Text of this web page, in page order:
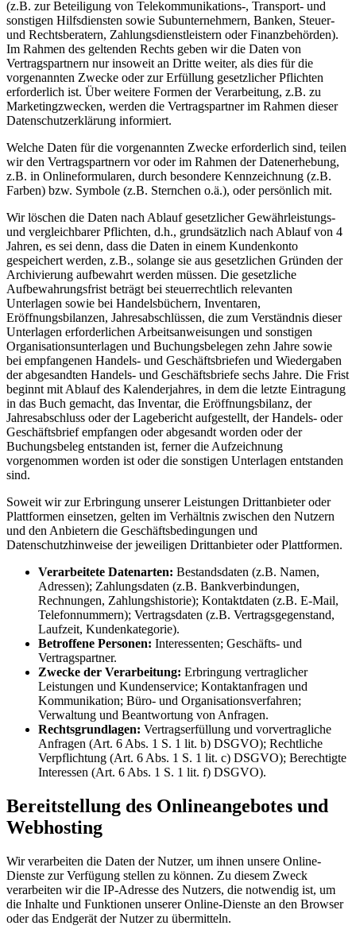
(z.B. zur Beteiligung von Telekommunikations-, Transport- und
sonstigen Hilfsdiensten sowie Subunternehmern, Banken, Steuer-
und Rechtsberatern, Zahlungsdienstleistern oder Finanzbehörden).
Im Rahmen des geltenden Rechts geben wir die Daten von
Vertragspartnern nur insoweit an Dritte weiter, als dies für die
vorgenannten Zwecke oder zur Erfüllung gesetzlicher Pflichten
erforderlich ist. Über weitere Formen der Verarbeitung, z.B. zu
Marketingzwecken, werden die Vertragspartner im Rahmen dieser
Datenschutzerklärung informiert.
Welche Daten für die vorgenannten Zwecke erforderlich sind, teilen
wir den Vertragspartnern vor oder im Rahmen der Datenerhebung,
z.B. in Onlineformularen, durch besondere Kennzeichnung (z.B.
Farben) bzw. Symbole (z.B. Sternchen o.ä.), oder persönlich mit.
Wir löschen die Daten nach Ablauf gesetzlicher Gewährleistungs-
und vergleichbarer Pflichten, d.h., grundsätzlich nach Ablauf von 4
Jahren, es sei denn, dass die Daten in einem Kundenkonto
gespeichert werden, z.B., solange sie aus gesetzlichen Gründen der
Archivierung aufbewahrt werden müssen. Die gesetzliche
Aufbewahrungsfrist beträgt bei steuerrechtlich relevanten
Unterlagen sowie bei Handelsbüchern, Inventaren,
Eröffnungsbilanzen, Jahresabschlüssen, die zum Verständnis dieser
Unterlagen erforderlichen Arbeitsanweisungen und sonstigen
Organisationsunterlagen und Buchungsbelegen zehn Jahre sowie
bei empfangenen Handels- und Geschäftsbriefen und Wiedergaben
der abgesandten Handels- und Geschäftsbriefe sechs Jahre. Die Frist
beginnt mit Ablauf des Kalenderjahres, in dem die letzte Eintragung
in das Buch gemacht, das Inventar, die Eröffnungsbilanz, der
Jahresabschluss oder der Lagebericht aufgestellt, der Handels- oder
Geschäftsbrief empfangen oder abgesandt worden oder der
Buchungsbeleg entstanden ist, ferner die Aufzeichnung
vorgenommen worden ist oder die sonstigen Unterlagen entstanden
sind.
Soweit wir zur Erbringung unserer Leistungen Drittanbieter oder
Plattformen einsetzen, gelten im Verhältnis zwischen den Nutzern
und den Anbietern die Geschäftsbedingungen und
Datenschutzhinweise der jeweiligen Drittanbieter oder Plattformen.
Verarbeitete Datenarten: Bestandsdaten (z.B. Namen,
Adressen); Zahlungsdaten (z.B. Bankverbindungen,
Rechnungen, Zahlungshistorie); Kontaktdaten (z.B. E-Mail,
Telefonnummern); Vertragsdaten (z.B. Vertragsgegenstand,
Laufzeit, Kundenkategorie).
Betroffene Personen: Interessenten; Geschäfts- und
Vertragspartner.
Zwecke der Verarbeitung: Erbringung vertraglicher
Leistungen und Kundenservice; Kontaktanfragen und
Kommunikation; Büro- und Organisationsverfahren;
Verwaltung und Beantwortung von Anfragen.
Rechtsgrundlagen: Vertragserfüllung und vorvertragliche
Anfragen (Art. 6 Abs. 1 S. 1 lit. b) DSGVO); Rechtliche
Verpflichtung (Art. 6 Abs. 1 S. 1 lit. c) DSGVO); Berechtigte
Interessen (Art. 6 Abs. 1 S. 1 lit. f) DSGVO).
Bereitstellung des Onlineangebotes und
Webhosting
Wir verarbeiten die Daten der Nutzer, um ihnen unsere Online-
Dienste zur Verfügung stellen zu können. Zu diesem Zweck
verarbeiten wir die IP-Adresse des Nutzers, die notwendig ist, um
die Inhalte und Funktionen unserer Online-Dienste an den Browser
oder das Endgerät der Nutzer zu übermitteln.